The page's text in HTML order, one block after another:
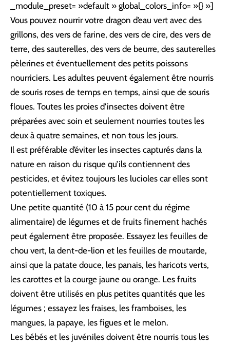
_module_preset= »default » global_colors_info= »{} »]
Vous pouvez nourrir votre dragon d’eau vert avec des
grillons, des vers de farine, des vers de cire, des vers de
terre, des sauterelles, des vers de beurre, des sauterelles
pèlerines et éventuellement des petits poissons
nourriciers. Les adultes peuvent également être nourris
de souris roses de temps en temps, ainsi que de souris
floues. Toutes les proies d’insectes doivent être
préparées avec soin et seulement nourries toutes les
deux à quatre semaines, et non tous les jours.
Il est préférable d’éviter les insectes capturés dans la
nature en raison du risque qu’ils contiennent des
pesticides, et évitez toujours les lucioles car elles sont
potentiellement toxiques.
Une petite quantité (10 à 15 pour cent du régime
alimentaire) de légumes et de fruits finement hachés
peut également être proposée. Essayez les feuilles de
chou vert, la dent-de-lion et les feuilles de moutarde,
ainsi que la patate douce, les panais, les haricots verts,
les carottes et la courge jaune ou orange. Les fruits
doivent être utilisés en plus petites quantités que les
légumes ; essayez les fraises, les framboises, les
mangues, la papaye, les figues et le melon.
Les bébés et les juvéniles doivent être nourris tous les